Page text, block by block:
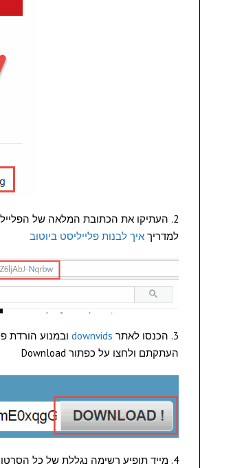
2. העתיקו את הכתובת המלאה של
למדריךאיך לבנות פלייליסט ביוטוב
3. הכנסו לאתר downvids ובמנוע הורדת
העתקתם ולחצו על כפתור Download
4. מייד תופיע רשימה נגללת של כל